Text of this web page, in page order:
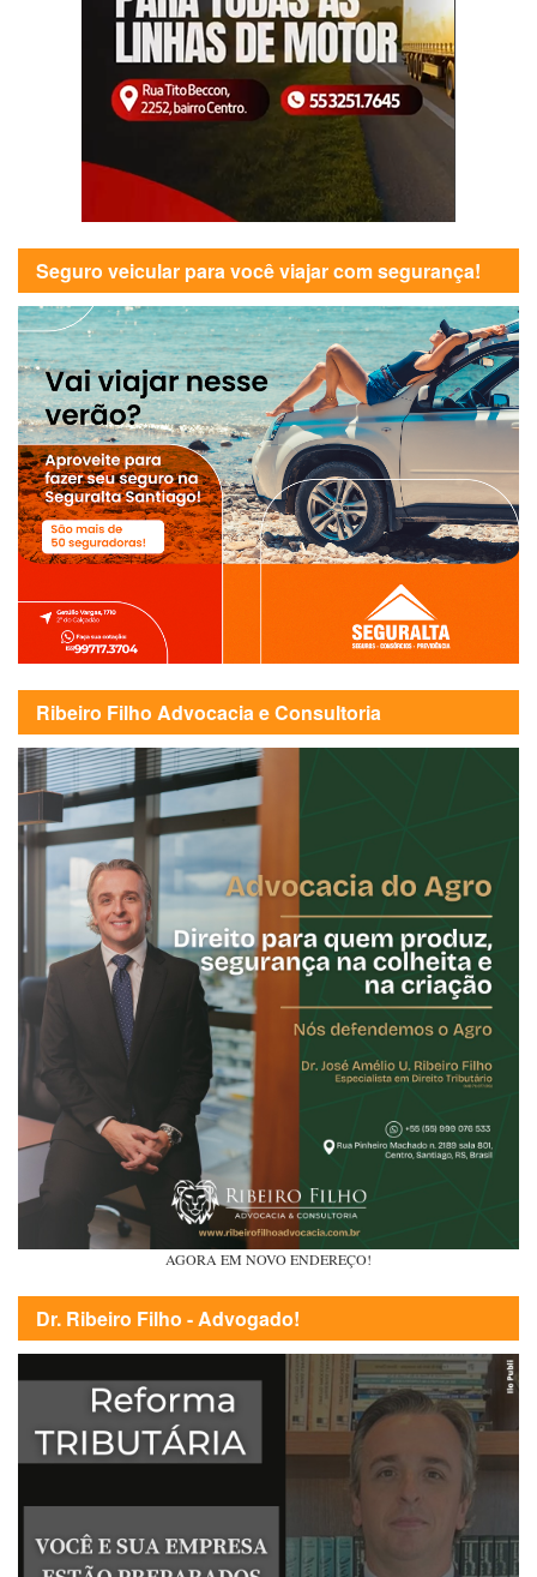
Seguro veicular para você viajar com segurança!
Ribeiro Filho Advocacia e Consultoria
AGORA EM NOVO ENDEREÇO!
Dr. Ribeiro Filho - Advogado!